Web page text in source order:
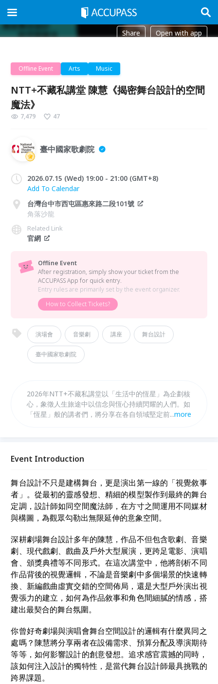
Share Open with app
Offline Event Arts Music
NTT+不藏私講堂 陳慧《揭密舞台設計的空間
魔法》
7,479 47
臺中國家歌劇院
2026.07.15 (Wed) 19:00 - 21:00 (GMT+8)
Add To Calendar
台灣台中市西屯區惠來路二段101號
角落沙龍
Related Link
官網
Offline Event
After registration, simply show your ticket from the
ACCUPASS App for quick entry.
Entry rules are primarily set by the event organizer.
How to Collect Tickets?
演場會 音樂劇 講座 舞台設計
臺中國家歌劇院
2026年NTT+不藏私講堂以「生活中的恆星」為企劃核
心，象徵人生旅途中以信念與恆心持續閃耀的人們。如
「恆星」般的講者們，將分享在各自領域堅定前行的故
相遇，為生命注入嶄新的能量與開闊的視野。
...more
Event Introduction
舞台設計不只是建構舞台，更是演出第一線的「視覺敘事
者」。從最初的靈感發想、精細的模型製作到最終的舞台
定調，設計師如同空間魔法師，在方寸之間運用不同媒材
與構圖，為觀眾勾勒出無限延伸的意象空間。
深耕劇場舞台設計多年的陳慧，作品不但包含歌劇、音樂
劇、現代戲劇、戲曲及戶外大型展演，更跨足電影、演唱
會、頒獎典禮等不同形式。在這次講堂中，他將剖析不同
作品背後的視覺邏輯，不論是音樂劇中多個場景的快速轉
換、新編戲曲虛實交錯的空間佈局，還是大型戶外演出視
覺張力的建立，如何為作品敘事和角色間細膩的情感，搭
建出最契合的舞台氛圍。
你曾好奇劇場與演唱會舞台空間設計的邏輯有什麼異同之
處嗎？陳慧將分享兩者在設備需求、預算分配及導演期待
等等，如何影響設計的創意發想。追求感官震撼的同時，
該如何注入設計的獨特性，是當代舞台設計師最具挑戰的
跨界課題。